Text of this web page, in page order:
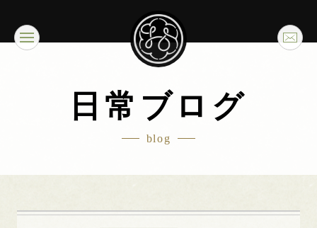
日常ブログ
blog